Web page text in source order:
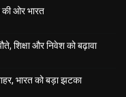
ओर भारत
शिक्षा और निवेश को बढ़ावा
भारत को बड़ा झटका